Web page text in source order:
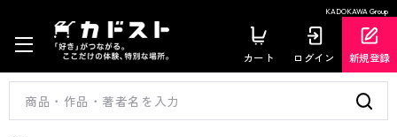
KADOKAWA Group
カート ログイン 新規登録